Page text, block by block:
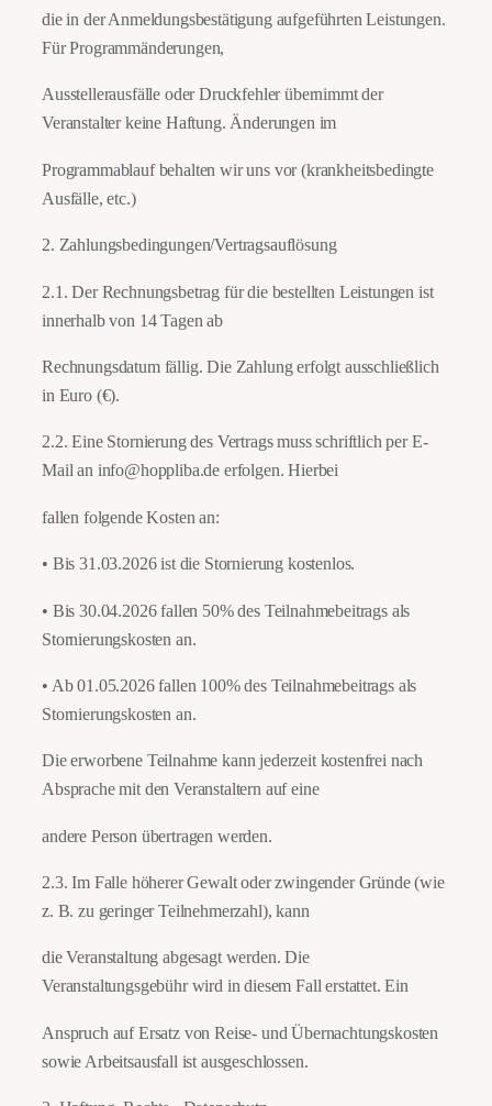
die in der Anmeldungsbestätigung aufgeführten Leistungen.
Für Programmänderungen,
Ausstellerausfälle oder Druckfehler übernimmt der
Veranstalter keine Haftung. Änderungen im
Programmablauf behalten wir uns vor (krankheitsbedingte
Ausfälle, etc.)
2. Zahlungsbedingungen/Vertragsauflösung
2.1. Der Rechnungsbetrag für die bestellten Leistungen ist
innerhalb von 14 Tagen ab
Rechnungsdatum fällig. Die Zahlung erfolgt ausschließlich
in Euro (€).
2.2. Eine Stornierung des Vertrags muss schriftlich per E-
Mail an info@hoppliba.de erfolgen. Hierbei
fallen folgende Kosten an:
• Bis 31.03.2026 ist die Stornierung kostenlos.
• Bis 30.04.2026 fallen 50% des Teilnahmebeitrags als
Stornierungskosten an.
• Ab 01.05.2026 fallen 100% des Teilnahmebeitrags als
Stornierungskosten an.
Die erworbene Teilnahme kann jederzeit kostenfrei nach
Absprache mit den Veranstaltern auf eine
andere Person übertragen werden.
2.3. Im Falle höherer Gewalt oder zwingender Gründe (wie
z. B. zu geringer Teilnehmerzahl), kann
die Veranstaltung abgesagt werden. Die
Veranstaltungsgebühr wird in diesem Fall erstattet. Ein
Anspruch auf Ersatz von Reise- und Übernachtungskosten
sowie Arbeitsausfall ist ausgeschlossen.